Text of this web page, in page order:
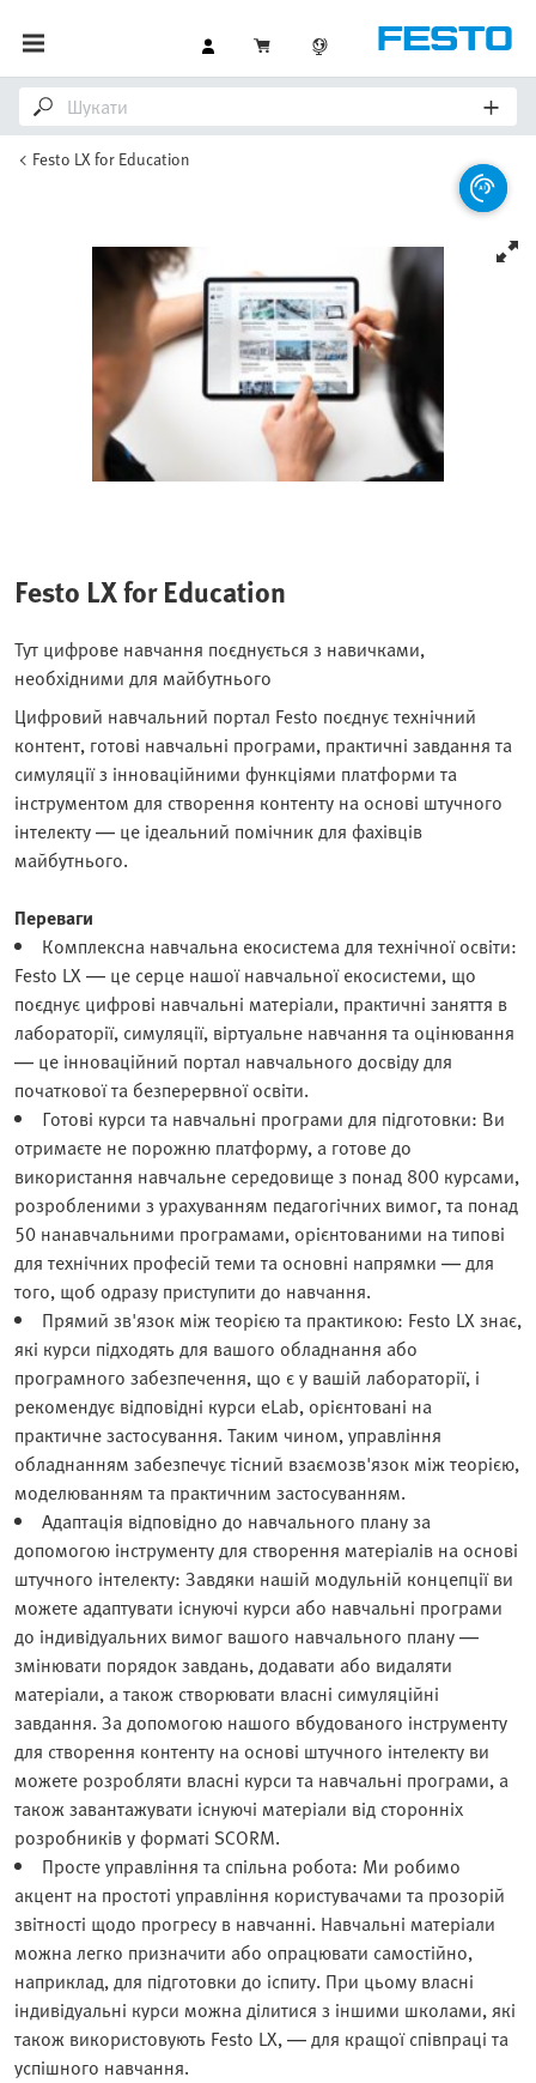
Festo LX for Education
Festo LX for Education
Тут цифрове навчання поєднується з навичками,
необхідними для майбутнього
Цифровий навчальний портал Festo поєднує технічний
контент, готові навчальні програми, практичні завдання та
симуляції з інноваційними функціями платформи та
інструментом для створення контенту на основі штучного
інтелекту — це ідеальний помічник для фахівців
майбутнього.
Переваги
Комплексна навчальна екосистема для технічної освіти:
Festo LX — це серце нашої навчальної екосистеми, що
поєднує цифрові навчальні матеріали, практичні заняття в
лабораторії, симуляції, віртуальне навчання та оцінювання
— це інноваційний портал навчального досвіду для
початкової та безперервної освіти.
Готові курси та навчальні програми для підготовки: Ви
отримаєте не порожню платформу, а готове до
використання навчальне середовище з понад 800 курсами,
розробленими з урахуванням педагогічних вимог, та понад
50 нанавчальними програмами, орієнтованими на типові
для технічних професій теми та основні напрямки — для
того, щоб одразу приступити до навчання.
Прямий зв'язок між теорією та практикою: Festo LX знає,
які курси підходять для вашого обладнання або
програмного забезпечення, що є у вашій лабораторії, і
рекомендує відповідні курси eLab, орієнтовані на
практичне застосування. Таким чином, управління
обладнанням забезпечує тісний взаємозв'язок між теорією,
моделюванням та практичним застосуванням.
Адаптація відповідно до навчального плану за
допомогою інструменту для створення матеріалів на основі
штучного інтелекту: Завдяки нашій модульній концепції ви
можете адаптувати існуючі курси або навчальні програми
до індивідуальних вимог вашого навчального плану —
змінювати порядок завдань, додавати або видаляти
матеріали, а також створювати власні симуляційні
завдання. За допомогою нашого вбудованого інструменту
для створення контенту на основі штучного інтелекту ви
можете розробляти власні курси та навчальні програми, а
також завантажувати існуючі матеріали від сторонніх
розробників у форматі SCORM.
Просте управління та спільна робота: Ми робимо
акцент на простоті управління користувачами та прозорій
звітності щодо прогресу в навчанні. Навчальні матеріали
можна легко призначити або опрацювати самостійно,
наприклад, для підготовки до іспиту. При цьому власні
індивідуальні курси можна ділитися з іншими школами, які
також використовують Festo LX, — для кращої співпраці та
успішного навчання.